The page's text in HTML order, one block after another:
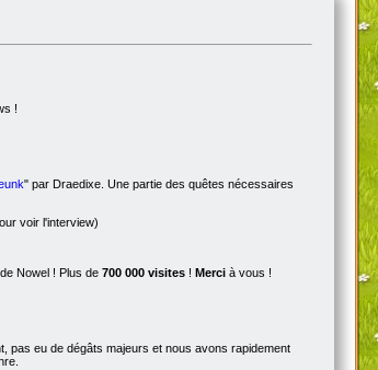
!
" par Draedixe. Une partie des quêtes nécessaires
voir l'interview)
Nowel ! Plus de 700 000 visites ! Merci à vous !
pas eu de dégâts majeurs et nous avons rapidement